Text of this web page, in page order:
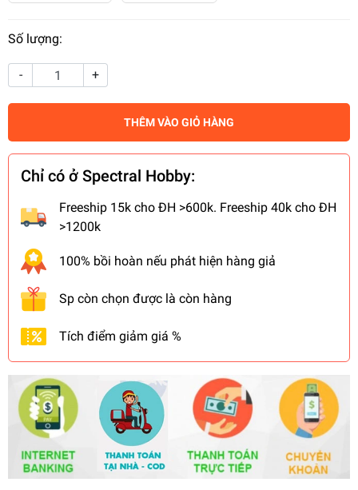
Số lượng:
- +
THÊM VÀO GIỎ HÀNG
Chỉ có ở Spectral Hobby:
Freeship 15k cho ĐH >600k. Freeship 40k cho ĐH
>1200k
100% bồi hoàn nếu phát hiện hàng giả
Sp còn chọn được là còn hàng
Tích điểm giảm giá %